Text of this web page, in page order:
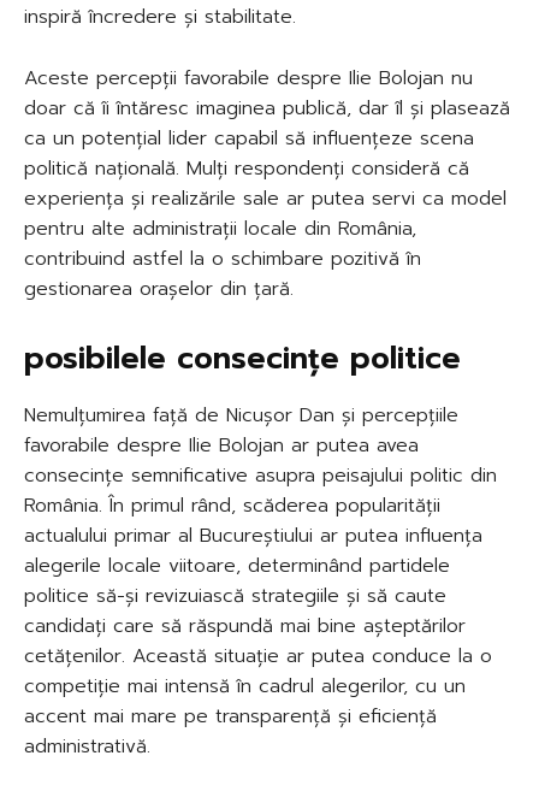
inspiră încredere și stabilitate.
Aceste percepții favorabile despre Ilie Bolojan nu
doar că îi întăresc imaginea publică, dar îl și plasează
ca un potențial lider capabil să influențeze scena
politică națională. Mulți respondenți consideră că
experiența și realizările sale ar putea servi ca model
pentru alte administrații locale din România,
contribuind astfel la o schimbare pozitivă în
gestionarea orașelor din țară.
posibilele consecințe politice
Nemulțumirea față de Nicușor Dan și percepțiile
favorabile despre Ilie Bolojan ar putea avea
consecințe semnificative asupra peisajului politic din
România. În primul rând, scăderea popularității
actualului primar al Bucureștiului ar putea influența
alegerile locale viitoare, determinând partidele
politice să-și revizuiască strategiile și să caute
candidați care să răspundă mai bine așteptărilor
cetățenilor. Această situație ar putea conduce la o
competiție mai intensă în cadrul alegerilor, cu un
accent mai mare pe transparență și eficiență
administrativă.